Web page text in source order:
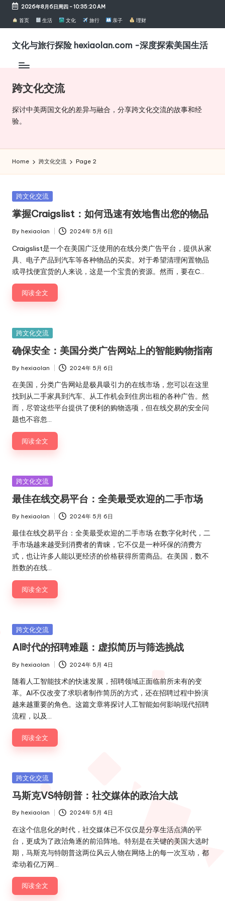
Skip
content
2026年8月6日周四-10:35:21 AM
首页 生活 文化 旅行 亲子 理财
文化与旅行探险 hexiaolan.com -深度探索美国生活
焦
化
动、
旅
探
险
与
国
观
察，
为
提
供
深
入
的
生
活
体
验
与
见
解
跨文化交流
探讨中美两国文化的差异与融合，分享跨文化交流的故事和经
验。
Home 跨文化交流 Page 2
Posted
in
跨文化交流
掌握Craigslist：如何迅速有效地售出您的物品
Posted
by
By hexiaolan 2024年 5月 6日
Craigslist是一个在美国广泛使用的在线分类广告平台，提供从家
具、电子产品到汽车等各种物品的买卖。对于希望清理闲置物品
或寻找便宜货的人来说，这是一个宝贵的资源。然而，要在C…
阅读全文
Posted
跨文化交流
确保安全：美国分类广告网站上的智能购物指南
Posted
by
By hexiaolan 2024年 5月 6日
在美国，分类广告网站是极具吸引力的在线市场，您可以在这里
找到从二手家具到汽车、从工作机会到住房出租的各种广告。然
而，尽管这些平台提供了便利的购物选项，但在线交易的安全问
题也不容忽…
阅读全文
Posted
跨文化交流
最佳在线交易平台：全美最受欢迎的二手市场
Posted
by
By hexiaolan 2024年 5月 6日
最佳在线交易平台：全美最受欢迎的二手市场 在数字化时代，二
手市场越来越受到消费者的青睐，它不仅是一种环保的消费方
式，也让许多人能以更经济的价格获得所需商品。在美国，数不
胜数的在线…
阅读全文
Posted
跨文化交流
AI时代的招聘难题：虚拟简历与筛选挑战
Posted
by
By hexiaolan 2024年 5月 4日
随着人工智能技术的快速发展，招聘领域正面临前所未有的变
革。AI不仅改变了求职者制作简历的方式，还在招聘过程中扮演
越来越重要的角色。这篇文章将探讨人工智能如何影响现代招聘
流程，以及…
阅读全文
Posted
跨文化交流
马斯克VS特朗普：社交媒体的政治大战
Posted
by
By hexiaolan 2024年 5月 4日
在这个信息化的时代，社交媒体已不仅仅是分享生活点滴的平
台，更成为了政治角逐的前沿阵地。特别是在关键的美国大选时
期，马斯克与特朗普这两位风云人物在网络上的每一次互动，都
牵动着亿万网…
阅读全文